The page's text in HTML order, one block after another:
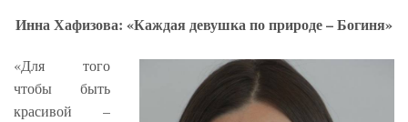
Инна Хафизова: «Каждая девушка по природе – Богиня»
«Для того
чтобы быть
красивой –